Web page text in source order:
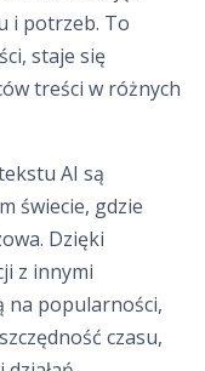
i potrzeb. To
staje się
treści w różnych
AI są
świecie, gdzie
Dzięki
z innymi
na popularności,
czasu,